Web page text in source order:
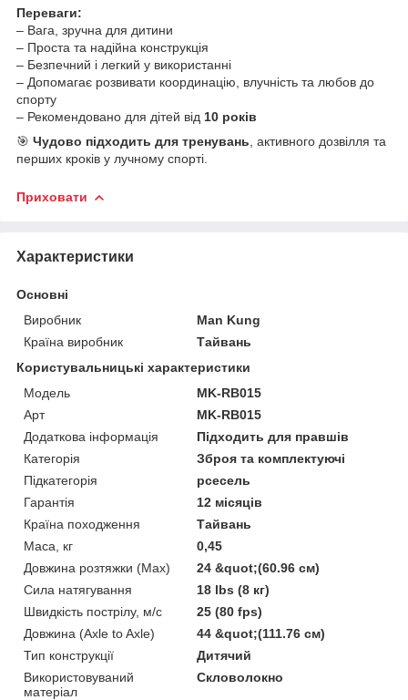
Переваги:
– Вага, зручна для дитини
– Проста та надійна конструкція
– Безпечний і легкий у використанні
– Допомагає розвивати координацію, влучність та любов до
спорту
– Рекомендовано для дітей від 10 років
🎯 Чудово підходить для тренувань , активного дозвілля та
перших кроків у лучному спорті.
Приховати
Характеристики
Основні
Виробник
Man Kung
Країна виробник
Тайвань
Користувальницькі характеристики
Мoдель
MK-RB015
Арт
MK-RB015
Додаткова інформація
Підходить для правшів
Категорія
Зброя та комплектуючі
Підкатегорія
рсесель
Гарантія
12 місяців
Країна походження
Тайвань
Маса, кг
0,45
Довжина розтяжки (Max)
24 &quot;(60.96 см)
Сила натягування
18 lbs (8 кг)
Швидкість пострілу, м/с
25 (80 fps)
Довжина (Axle to Axle)
44 &quot;(111.76 см)
Тип конструкції
Дитячий
Використовуваний
матеріал
Скловолокно